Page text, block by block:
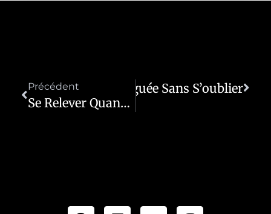
Précédent
Se Relever Quand Le Souffle Semble S’éteindre
Suivant Être Fatiguée Sans S’oublier